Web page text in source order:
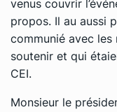
venus couvrir
propos. Il au aussi
communié avec
soutenir et qui
CEI.
Monsieur le